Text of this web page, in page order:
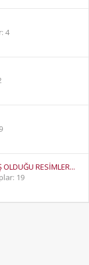
4
RESİMLER...
19